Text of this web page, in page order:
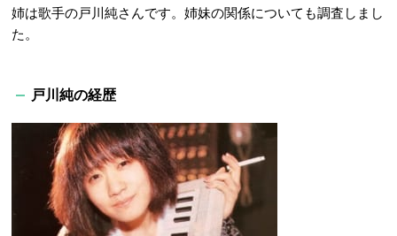
姉は歌手の戸川純さんです。姉妹の関係についても調査しまし
た。
戸川純の経歴